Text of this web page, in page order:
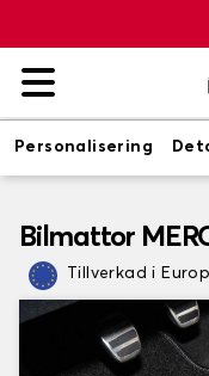
Personalisering
Bilmattor
Tillverkad i